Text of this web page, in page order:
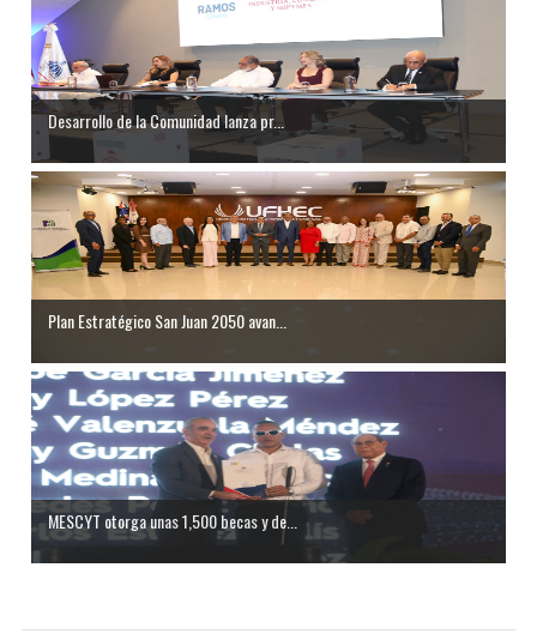
Desarrollo de la Comunidad lanza pr...
Plan Estratégico San Juan 2050 avan...
MESCYT otorga unas 1,500 becas y de...